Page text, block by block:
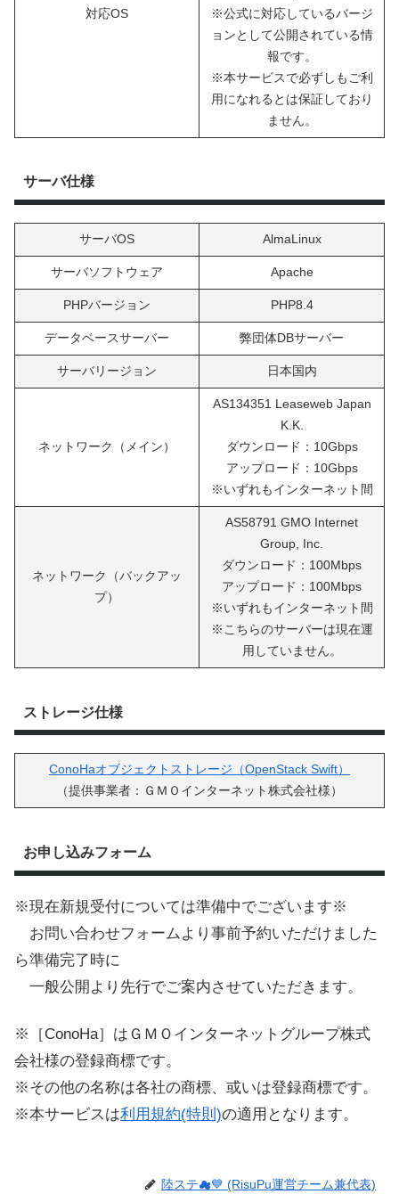
対応OS
※公式に対応しているバージ
ョンとして公開されている情
報です。
※本サービスで必ずしもご利
用になれるとは保証しており
ません。
サーバ仕様
サーバOS AlmaLinux
サーバソフトウェア Apache
PHPバージョン PHP8.4
データベースサーバー 弊団体DBサーバー
サーバリージョン 日本国内
ネットワーク（メイン）
AS134351 Leaseweb Japan
K.K.
ダウンロード：10Gbps
アップロード：10Gbps
※いずれもインターネット間
ネットワーク（バックアッ
プ）
AS58791 GMO Internet
Group, Inc.
ダウンロード：100Mbps
アップロード：100Mbps
※いずれもインターネット間
※こちらのサーバーは現在運
用していません。
ストレージ仕様
ConoHaオブジェクトストレージ（OpenStack Swift）
（提供事業者：ＧＭＯインターネット株式会社様）
お申し込みフォーム
※現在新規受付については準備中でございます※
お問い合わせフォームより事前予約いただけました
ら準備完了時に
一般公開より先行でご案内させていただきます。
※［ConoHa］はＧＭＯインターネットグループ株式
会社様の登録商標です。
※その他の名称は各社の商標、或いは登録商標です。
※本サービスは利用規約(特則)の適用となります。
陸ステ☁💙 (RisuPu運営チーム兼代表)